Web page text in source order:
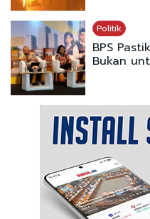
Politik
BPS
Bukan